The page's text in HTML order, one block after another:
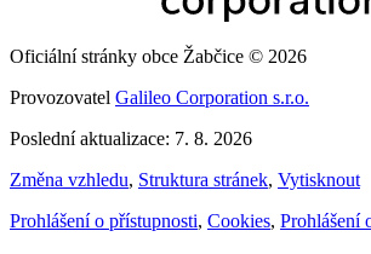
Oficiální stránky obce Žabčice © 2026
Provozovatel Galileo Corporation s.r.o.
Poslední aktualizace: 7. 8. 2026
Změna vzhledu, Struktura stránek, Vytisknout
Prohlášení o přístupnosti, Cookies, Prohlášení